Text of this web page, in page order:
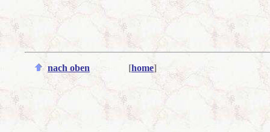
nach oben [home]